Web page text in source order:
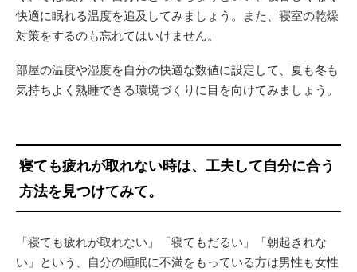
快適に眠れる温度を追及してみましょう。また、寝室の乾燥
対策をするのも忘れてはいけません。
部屋の温度や湿度を自分の快適な数値に設定して、夏も冬も
気持ちよく熟睡できる環境づくりに目を向けてみましょう。
寝ても疲れが取れない時は、工夫して自分に合う
方法を見つけてみて。
「寝ても疲れが取れない」「寝てもだるい」「朝起きれな
い」という、自分の睡眠に不満をもっている方は男性も女性